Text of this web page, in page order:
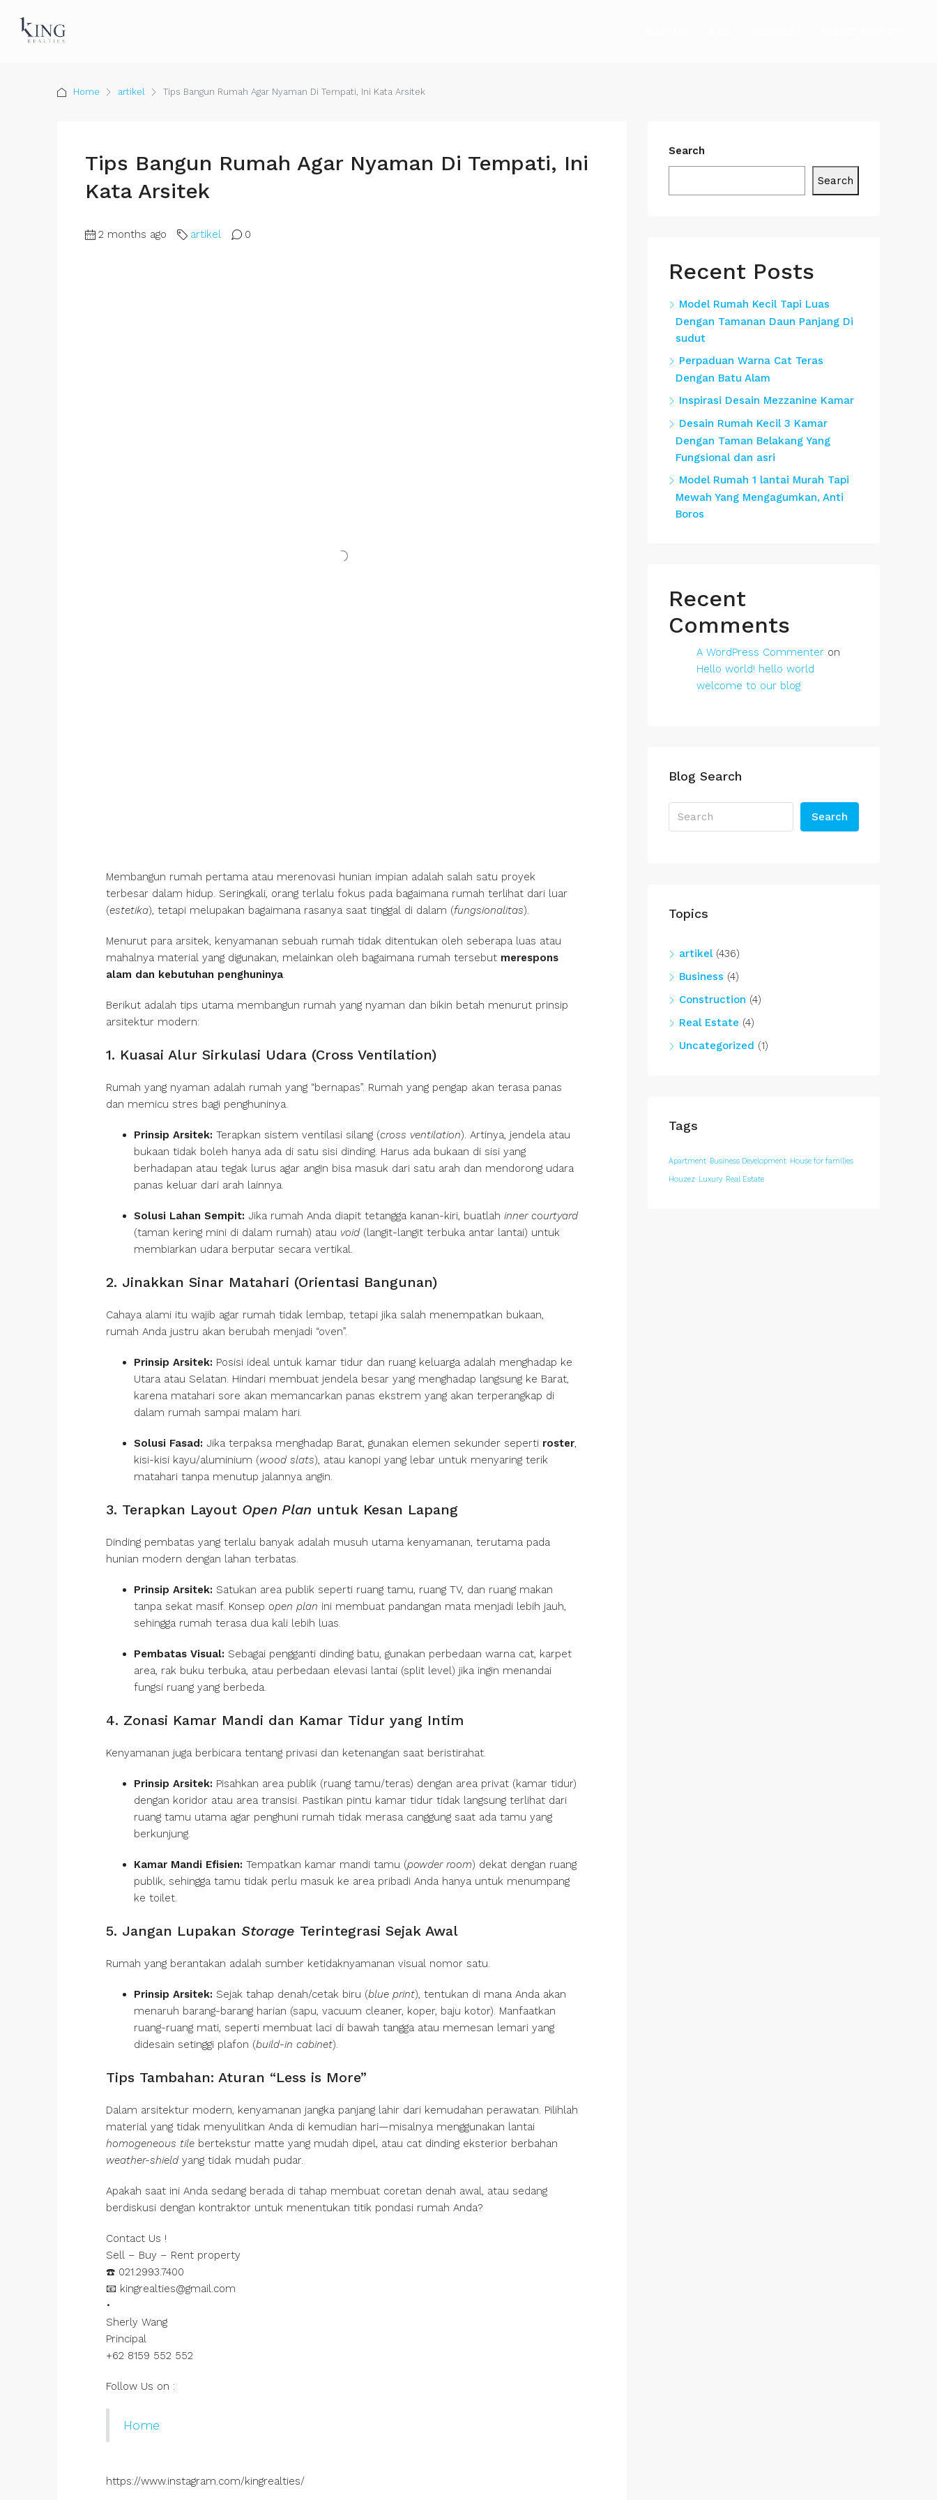
Home artikel Tips Bangun Rumah Agar Nyaman Di Tempati, Ini Kata Arsitek
Tips Bangun Rumah Agar Nyaman Di Tempati, Ini
Kata Arsitek
2 months ago artikel 0
Membangun rumah pertama atau merenovasi hunian impian adalah salah satu proyek
terbesar dalam hidup. Seringkali, orang terlalu fokus pada bagaimana rumah terlihat dari luar
(estetika), tetapi melupakan bagaimana rasanya saat tinggal di dalam (fungsionalitas).
Menurut para arsitek, kenyamanan sebuah rumah tidak ditentukan oleh seberapa luas atau
mahalnya material yang digunakan, melainkan oleh bagaimana rumah tersebut merespons
alam dan kebutuhan penghuninya.
Berikut adalah tips utama membangun rumah yang nyaman dan bikin betah menurut prinsip
arsitektur modern:
1. Kuasai Alur Sirkulasi Udara (Cross Ventilation)
Rumah yang nyaman adalah rumah yang “bernapas”. Rumah yang pengap akan terasa panas
dan memicu stres bagi penghuninya.
Prinsip Arsitek: Terapkan sistem ventilasi silang (cross ventilation). Artinya, jendela atau
bukaan tidak boleh hanya ada di satu sisi dinding. Harus ada bukaan di sisi yang
berhadapan atau tegak lurus agar angin bisa masuk dari satu arah dan mendorong udara
panas keluar dari arah lainnya.
Solusi Lahan Sempit: Jika rumah Anda diapit tetangga kanan-kiri, buatlah inner courtyard
(taman kering mini di dalam rumah) atau void(langit-langit terbuka antar lantai) untuk
membiarkan udara berputar secara vertikal.
2. Jinakkan Sinar Matahari (Orientasi Bangunan)
Cahaya alami itu wajib agar rumah tidak lembap, tetapi jika salah menempatkan bukaan,
rumah Anda justru akan berubah menjadi “oven”.
Prinsip Arsitek: Posisi ideal untuk kamar tidur dan ruang keluarga adalah menghadap ke
Utara atau Selatan. Hindari membuat jendela besar yang menghadap langsung ke Barat,
karena matahari sore akan memancarkan panas ekstrem yang akan terperangkap di
dalam rumah sampai malam hari.
Solusi Fasad: Jika terpaksa menghadap Barat, gunakan elemen sekunder seperti roster,
kisi-kisi kayu/aluminium (wood slats), atau kanopi yang lebar untuk menyaring terik
matahari tanpa menutup jalannya angin.
3. Terapkan Layout Open Plan untuk Kesan Lapang
Dinding pembatas yang terlalu banyak adalah musuh utama kenyamanan, terutama pada
hunian modern dengan lahan terbatas.
Prinsip Arsitek: Satukan area publik seperti ruang tamu, ruang TV, dan ruang makan
tanpa sekat masif. Konsep open plan ini membuat pandangan mata menjadi lebih jauh,
sehingga rumah terasa dua kali lebih luas.
Pembatas Visual: Sebagai pengganti dinding batu, gunakan perbedaan warna cat, karpet
area, rak buku terbuka, atau perbedaan elevasi lantai (split level) jika ingin menandai
fungsi ruang yang berbeda.
4. Zonasi Kamar Mandi dan Kamar Tidur yang Intim
Kenyamanan juga berbicara tentang privasi dan ketenangan saat beristirahat.
Prinsip Arsitek: Pisahkan area publik (ruang tamu/teras) dengan area privat (kamar tidur)
dengan koridor atau area transisi. Pastikan pintu kamar tidur tidak langsung terlihat dari
ruang tamu utama agar penghuni rumah tidak merasa canggung saat ada tamu yang
berkunjung.
Kamar Mandi Efisien: Tempatkan kamar mandi tamu (powder room) dekat dengan ruang
publik, sehingga tamu tidak perlu masuk ke area pribadi Anda hanya untuk menumpang
ke toilet.
5. Jangan Lupakan Storage Terintegrasi Sejak Awal
Rumah yang berantakan adalah sumber ketidaknyamanan visual nomor satu.
Prinsip Arsitek: Sejak tahap denah/cetak biru (blue print), tentukan di mana Anda akan
menaruh barang-barang harian (sapu, vacuum cleaner, koper, baju kotor). Manfaatkan
ruang-ruang mati, seperti membuat laci di bawah tangga atau memesan lemari yang
didesain setinggi plafon (build-in cabinet).
Tips Tambahan: Aturan “Less is More”
Dalam arsitektur modern, kenyamanan jangka panjang lahir dari kemudahan perawatan. Pilihlah
material yang tidak menyulitkan Anda di kemudian hari—misalnya menggunakan lantai
homogeneous tile bertekstur matte yang mudah dipel, atau cat dinding eksterior berbahan
weather-shieldyang tidak mudah pudar.
Apakah saat ini Anda sedang berada di tahap membuat coretan denah awal, atau sedang
berdiskusi dengan kontraktor untuk menentukan titik pondasi rumah Anda?
Contact Us !
Sell – Buy – Rent property
☎️ 021.2993.7400
📧 kingrealties@gmail.com
•
Sherly Wang
Principal
+62 8159 552 552
Follow Us on :
Home
https://www.instagram.com/kingrealties/
Search
Search
Recent Posts
Model Rumah Kecil Tapi Luas
Dengan Tamanan Daun Panjang Di
sudut
Perpaduan Warna Cat Teras
Dengan Batu Alam
Inspirasi Desain Mezzanine Kamar
Desain Rumah Kecil 3 Kamar
Dengan Taman Belakang Yang
Fungsional dan asri
Model Rumah 1 lantai Murah Tapi
Mewah Yang Mengagumkan, Anti
Boros
Recent
Comments
A WordPress Commenter on
Hello world! hello world
welcome to our blog
Blog Search
Search
Topics
artikel(436)
Business (4)
Construction (4)
Real Estate (4)
Uncategorized (1)
Tags
Apartment Business Development House for families
Houzez Luxury Real Estate